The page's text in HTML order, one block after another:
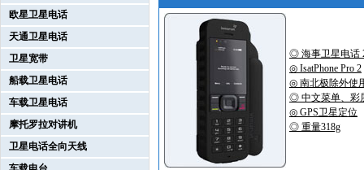
欧星卫星电话
天通卫星电话
卫星宽带
船载卫星电话
车载卫星电话
摩托罗拉对讲机
卫星电话全向天线
◎ 海事卫星电话
◎ IsatPhone Pro 2
◎ 南北极除外使
◎ 中文菜单、彩
◎ GPS卫星定位
◎ 重量318g